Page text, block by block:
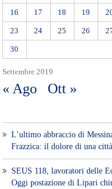
Settembre 2019
16 17 18 19
23 24 25 26
30
« Ago Ott »
L’ultimo abbraccio di
Frazzica: il dolore di una
SEUS 118, lavoratori delle
Oggi postazione di Lipari